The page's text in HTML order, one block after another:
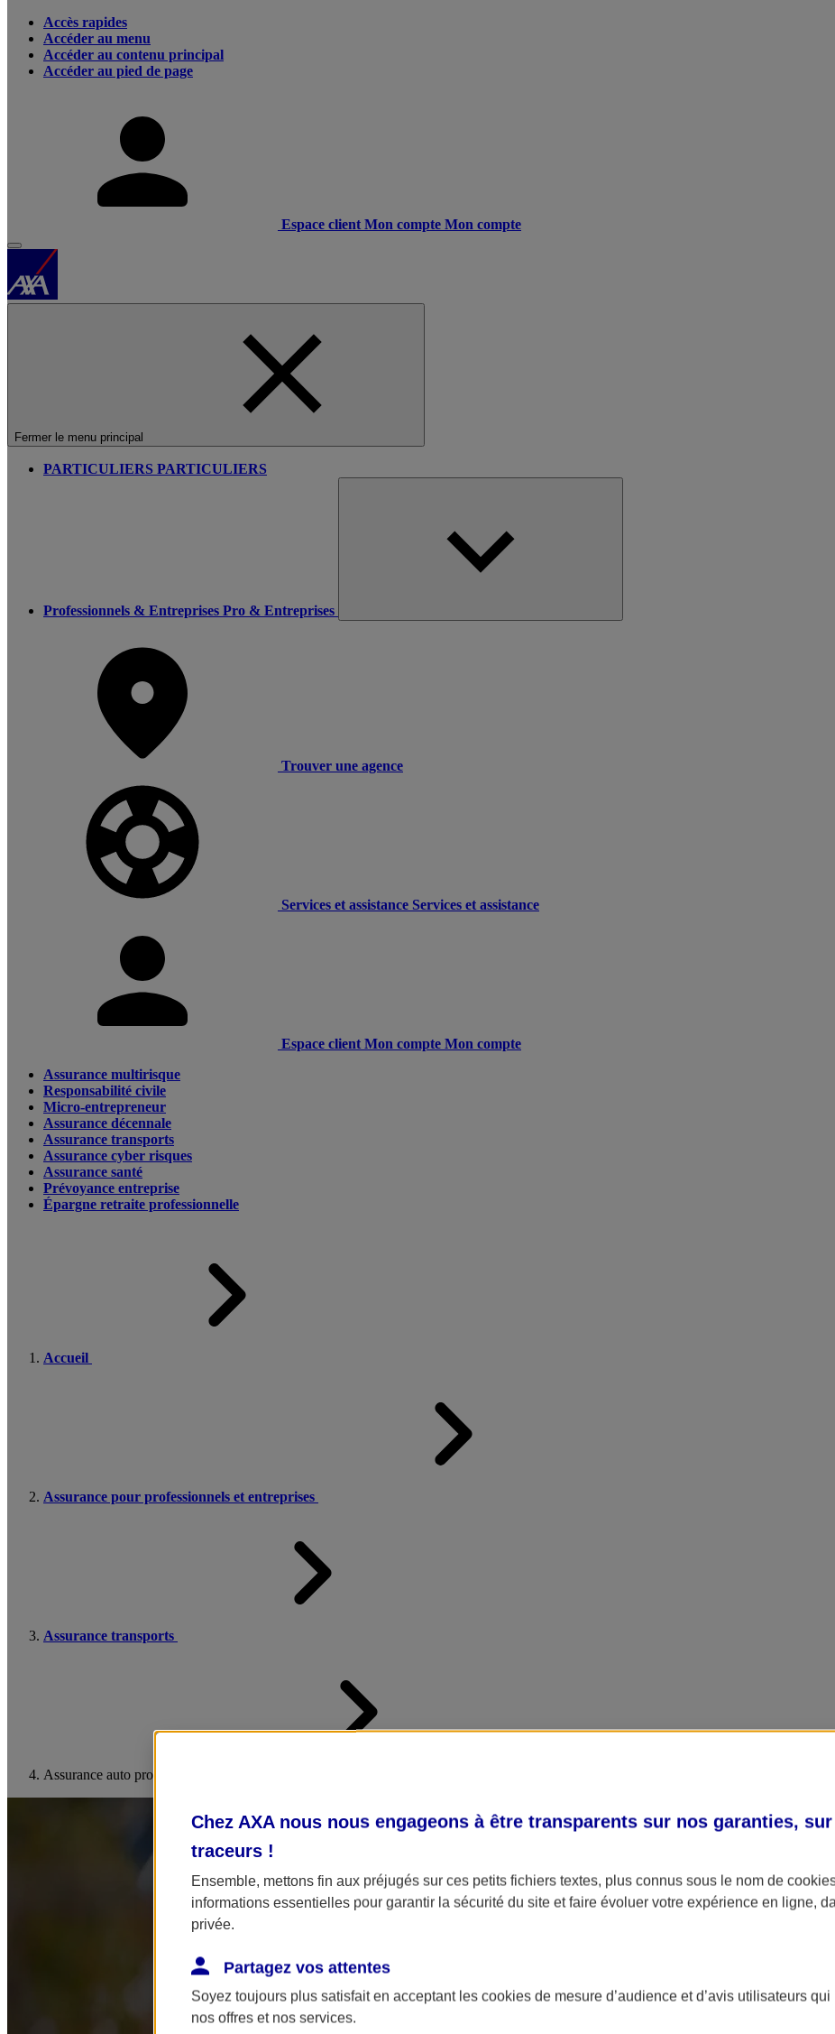
Accès rapides
Accéder au menu
Accéder au contenu principal
Accéder au pied de page
Espace client Mon compte Mon compte
Fermer le menu principal
PARTICULIERS PARTICULIERS
Professionnels & Entreprises Pro & Entreprises
Trouver une agence
Services et assistance Services et assistance
Espace client Mon compte Mon compte
Assurance multirisque
Responsabilité civile
Micro-entrepreneur
Assurance décennale
Assurance transports
Assurance cyber risques
Assurance santé
Prévoyance entreprise
Épargne retraite professionnelle
Accueil
Assurance pour professionnels et entreprises
Assurance transports
Assurance auto professionnelle
Chez AXA nous nous engageons à être transparents sur nos garanties,
traceurs !
Ensemble, mettons fin aux préjugés sur ces petits fichiers textes, plus connus sous le nom de
informations essentielles pour garantir la sécurité du site et faire évoluer votre expérience en ligne,
privée.
Partagez vos attentes
Soyez toujours plus satisfait en acceptant les cookies de mesure d’audience et d’avis utilisateurs
nos offres et nos services.